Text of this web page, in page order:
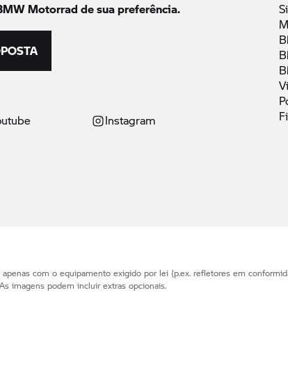
Motorrad de sua preferência.
Instagram
com o equipamento exigido por lei (p.ex. refletores em
imagens podem incluir extras opcionais.